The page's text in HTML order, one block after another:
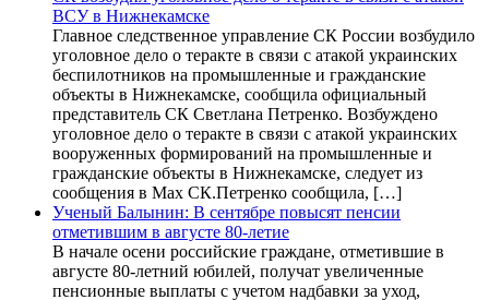
ВСУ в Нижнекамске
Главное следственное управление СК России возбудило
уголовное дело о теракте в связи с атакой украинских
беспилотников на промышленные и гражданские
объекты в Нижнекамске, сообщила официальный
представитель СК Светлана Петренко. Возбуждено
уголовное дело о теракте в связи с атакой украинских
вооруженных формирований на промышленные и
гражданские объекты в Нижнекамске, следует из
сообщения в Max СК.Петренко сообщила, […]
Ученый Балынин: В сентябре повысят пенсии
отметившим в августе 80-летие
В начале осени российские граждане, отметившие в
августе 80-летний юбилей, получат увеличенные
пенсионные выплаты с учетом надбавки за уход,